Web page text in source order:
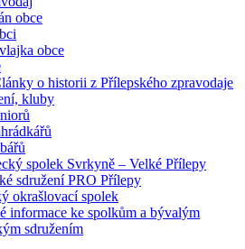
obce
obce
o historii z Přílepského zpravodaje
kluby
spolek Svrkyně – Velké Přílepy
sdružení PRO Přílepy
okrašlovací spolek
informace ke spolkům a bývalým
sdružením